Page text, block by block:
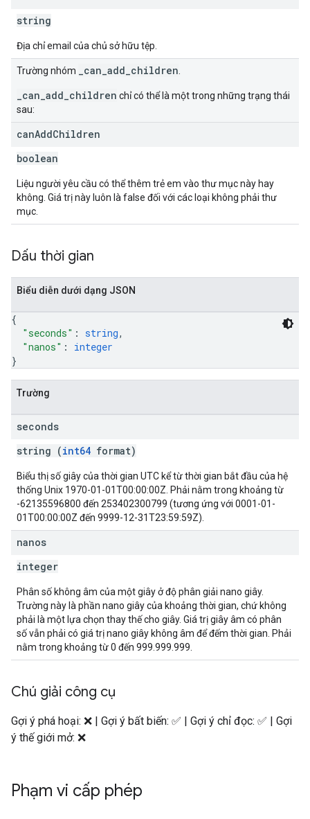
string
Địa chỉ email của chủ sở hữu tệp.
Trường nhóm _can_add_children
_can_add_children chỉ có thể là một trong những trạng thái
sau:
canAddChildren
boolean
Liệu người yêu cầu có thể thêm trẻ em vào thư mục này hay
không. Giá trị này luôn là false đối với các loại không phải thư
mục.
Dấu thời gian
Biểu diễn dưới dạng JSON
{
"seconds" : string,
"nanos" : integer
}
Trường
seconds
string (int64 format)
Biểu thị số giây của thời gian UTC kể từ thời gian bắt đầu của hệ
thống Unix 1970-01-01T00:00:00Z. Phải nằm trong khoảng từ
-62135596800 đến 253402300799 (tương ứng với 0001-01-
01T00:00:00Z đến 9999-12-31T23:59:59Z).
nanos
integer
Phân số không âm của một giây ở độ phân giải nano giây.
Trường này là phần nano giây của khoảng thời gian, chứ không
phải là một lựa chọn thay thế cho giây. Giá trị giây âm có phân
số vẫn phải có giá trị nano giây không âm để đếm thời gian. Phải
nằm trong khoảng từ 0 đến 999.999.999.
Chú giải công cụ
Gợi ý phá hoại: ❌ | Gợi ý bất biến: ✅ | Gợi ý chỉ đọc: ✅ | Gợi
ý thế giới mở: ❌
Phạm vi cấp phép